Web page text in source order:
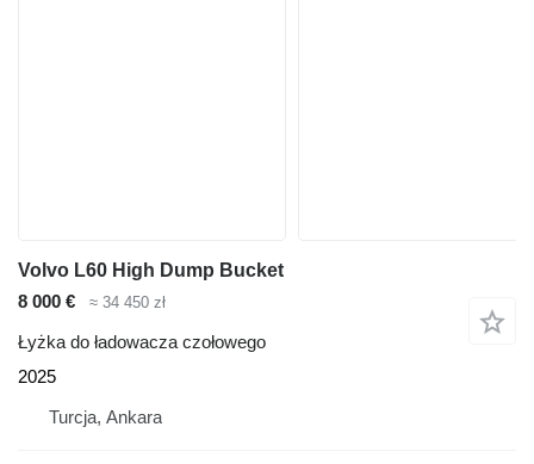
Volvo L60 High Dump Bucket
8 000 €
≈ 34 450 zł
Łyżka do ładowacza czołowego
2025
Turcja, Ankara